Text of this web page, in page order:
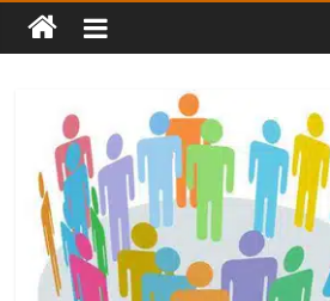
financière
Denis Bouclon : la diplomatie
Next Terra International : des
du commerce international